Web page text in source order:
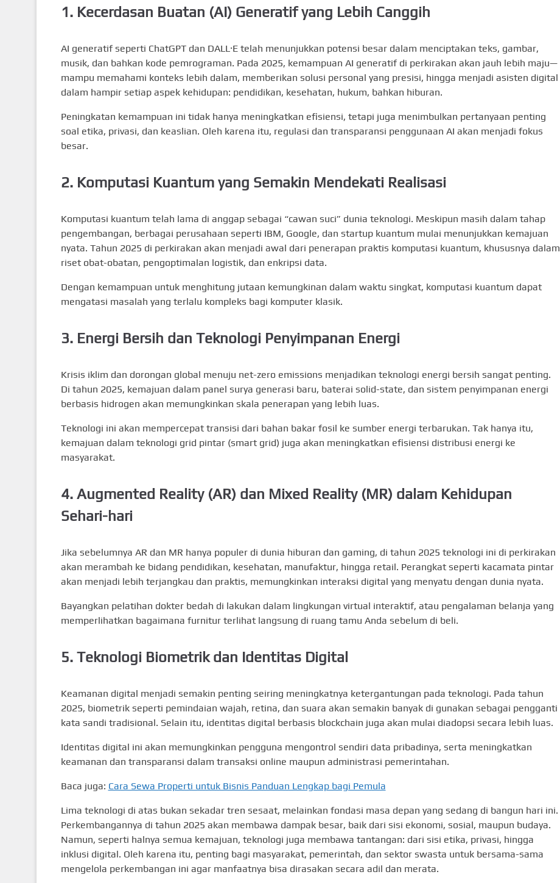
1. Kecerdasan Buatan (AI) Generatif yang Lebih Canggih
AI generatif seperti ChatGPT dan DALL·E telah menunjukkan potensi besar dalam menciptakan teks, gambar,
musik, dan bahkan kode pemrograman. Pada 2025, kemampuan AI generatif di perkirakan akan jauh lebih maju—
mampu memahami konteks lebih dalam, memberikan solusi personal yang presisi, hingga menjadi asisten digital
dalam hampir setiap aspek kehidupan: pendidikan, kesehatan, hukum, bahkan hiburan.
Peningkatan kemampuan ini tidak hanya meningkatkan efisiensi, tetapi juga menimbulkan pertanyaan penting
soal etika, privasi, dan keaslian. Oleh karena itu, regulasi dan transparansi penggunaan AI akan menjadi fokus
besar.
2. Komputasi Kuantum yang Semakin Mendekati Realisasi
Komputasi kuantum telah lama di anggap sebagai “cawan suci” dunia teknologi. Meskipun masih dalam tahap
pengembangan, berbagai perusahaan seperti IBM, Google, dan startup kuantum mulai menunjukkan kemajuan
nyata. Tahun 2025 di perkirakan akan menjadi awal dari penerapan praktis komputasi kuantum, khususnya dalam
riset obat-obatan, pengoptimalan logistik, dan enkripsi data.
Dengan kemampuan untuk menghitung jutaan kemungkinan dalam waktu singkat, komputasi kuantum dapat
mengatasi masalah yang terlalu kompleks bagi komputer klasik.
3. Energi Bersih dan Teknologi Penyimpanan Energi
Krisis iklim dan dorongan global menuju net-zero emissions menjadikan teknologi energi bersih sangat penting.
Di tahun 2025, kemajuan dalam panel surya generasi baru, baterai solid-state, dan sistem penyimpanan energi
berbasis hidrogen akan memungkinkan skala penerapan yang lebih luas.
Teknologi ini akan mempercepat transisi dari bahan bakar fosil ke sumber energi terbarukan. Tak hanya itu,
kemajuan dalam teknologi grid pintar (smart grid) juga akan meningkatkan efisiensi distribusi energi ke
masyarakat.
4. Augmented Reality (AR) dan Mixed Reality (MR) dalam Kehidupan
Sehari-hari
Jika sebelumnya AR dan MR hanya populer di dunia hiburan dan gaming, di tahun 2025 teknologi ini di perkirakan
akan merambah ke bidang pendidikan, kesehatan, manufaktur, hingga retail. Perangkat seperti kacamata pintar
akan menjadi lebih terjangkau dan praktis, memungkinkan interaksi digital yang menyatu dengan dunia nyata.
Bayangkan pelatihan dokter bedah di lakukan dalam lingkungan virtual interaktif, atau pengalaman belanja yang
memperlihatkan bagaimana furnitur terlihat langsung di ruang tamu Anda sebelum di beli.
5. Teknologi Biometrik dan Identitas Digital
Keamanan digital menjadi semakin penting seiring meningkatnya ketergantungan pada teknologi. Pada tahun
2025, biometrik seperti pemindaian wajah, retina, dan suara akan semakin banyak di gunakan sebagai pengganti
kata sandi tradisional. Selain itu, identitas digital berbasis blockchain juga akan mulai diadopsi secara lebih luas.
Identitas digital ini akan memungkinkan pengguna mengontrol sendiri data pribadinya, serta meningkatkan
keamanan dan transparansi dalam transaksi online maupun administrasi pemerintahan.
Baca juga: Cara Sewa Properti untuk Bisnis Panduan Lengkap bagi Pemula
Lima teknologi di atas bukan sekadar tren sesaat, melainkan fondasi masa depan yang sedang di bangun hari ini.
Perkembangannya di tahun 2025 akan membawa dampak besar, baik dari sisi ekonomi, sosial, maupun budaya.
Namun, seperti halnya semua kemajuan, teknologi juga membawa tantangan: dari sisi etika, privasi, hingga
inklusi digital. Oleh karena itu, penting bagi masyarakat, pemerintah, dan sektor swasta untuk bersama-sama
mengelola perkembangan ini agar manfaatnya bisa dirasakan secara adil dan merata.